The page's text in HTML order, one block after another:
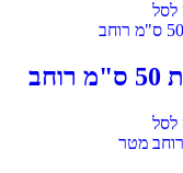
לסל
לסל